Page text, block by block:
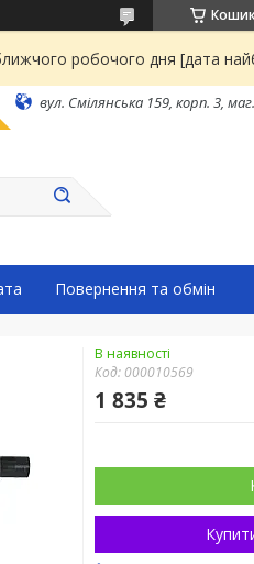
робочого дня [дата
вул. Смілянська 159, корп. 3,
Повернення та обмін
В наявності
Код: 000010569
1 835 ₴